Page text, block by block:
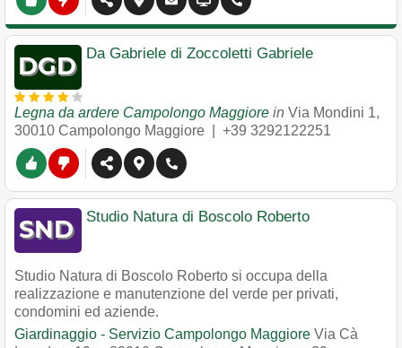
Da Gabriele di Zoccoletti Gabriele
Legna da ardere Campolongo Maggiore in Via Mondini 1,
30010 Campolongo Maggiore +39 3292122251
Studio Natura di Boscolo Roberto
Studio Natura di Boscolo Roberto si occupa della
realizzazione e manutenzione del verde per privati,
condomini ed aziende.
Giardinaggio - Servizio Campolongo Maggiore Via Cà